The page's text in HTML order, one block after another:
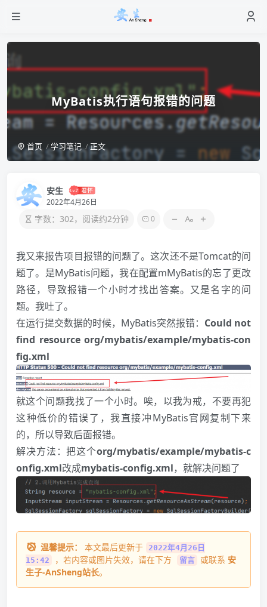
MyBatis执行语句报错的问题
首页 学习笔记 正文
安生
2022年4月26日
字数：302，阅读约2分钟 0
我又来报告项目报错的问题了。这次还不是Tomcat的问
题了。是MyBatis问题，我在配置mMyBatis的忘了更改
路径，导致报错一个小时才找出答案。又是名字的问
题。我吐了。
在运行提交数据的时候，MyBatis突然报错： Could not
find resource org/mybatis/example/mybatis-con
fig.xml
就这个问题我找了一个小时。唉，以我为戒，不要再犯
这种低价的错误了，我直接冲MyBatis官网复制下来
的，所以导致后面报错。
解决方法：把这个org/mybatis/example/mybatis-c
onfig.xml改成mybatis-config.xml，就解决问题了
温馨提示： 本文最后更新于 2022年4月26日
15:42
，若内容或图片失效，请在下方 留言 或联系 安
生子-AnSheng站长。